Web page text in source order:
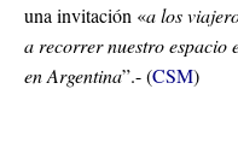
una invitación «a los
a recorrer nuestro espacio
en Argentina”.- (CSM)